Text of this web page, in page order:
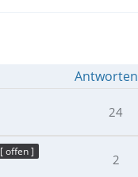
Antworten
24
[ offen ]
2